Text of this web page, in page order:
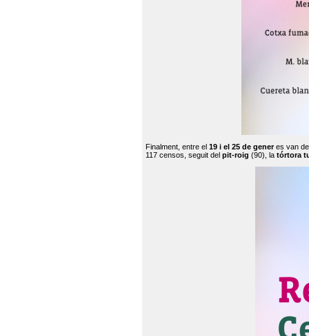
Finalment, entre el 19 i el 25 de generes van
117 censos, seguit del pit-roig (90), la tórtora